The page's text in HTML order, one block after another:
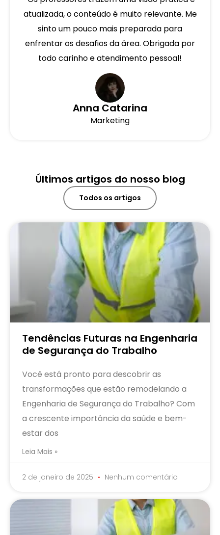
atualizada, o conteúdo é muito relevante. Me
sinto um pouco mais preparada para
enfrentar os desafios da área. Obrigada por
todo carinho e atendimento pessoal!
Anna Catarina
Marketing
Últimos artigos do nosso blog
Todos os artigos
Tendências Futuras na Engenharia
de Segurança do Trabalho
Você está pronto para descobrir as
transformações que estão remodelando a
Engenharia de Segurança do Trabalho? Com
a crescente importância da saúde e bem-
estar dos
Leia Mais »
2 de janeiro de 2025 Nenhum comentário